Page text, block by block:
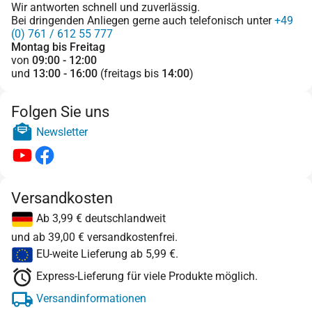
Wir antworten schnell und zuverlässig.
Bei dringenden Anliegen gerne auch telefonisch unter+49
(0) 761 / 612 55 777
Montag bis Freitag
von 09:00 - 12:00
und 13:00 - 16:00 (freitags bis 14:00)
Folgen Sie uns
Newsletter
Versandkosten
Ab 3,99 € deutschlandweit
und ab 39,00 € versandkostenfrei.
EU-weite Lieferung ab 5,99 €.
Express-Lieferung für viele Produkte möglich.
Versandinformationen